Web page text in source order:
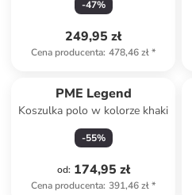
-47%
249,95 zł
Cena producenta: 478,46 zł*
PME Legend
Koszulka polo w kolorze khaki
-55%
od: 174,95 zł
Cena producenta: 391,46 zł*